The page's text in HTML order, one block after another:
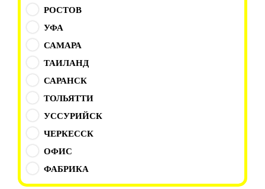
РОСТОВ
УФА
САМАРА
ТАИЛАНД
САРАНСК
ТОЛЬЯТТИ
УССУРИЙСК
ЧЕРКЕССК
ОФИС
ФАБРИКА